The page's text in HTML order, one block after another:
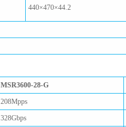
440×470×44.2
MSR3600-28-G
208Mpps
328Gbps